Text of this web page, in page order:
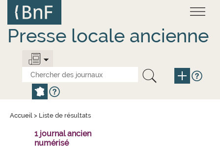
contenu
principal
Presse locale ancienne
Accueil > Liste de résultats
1 journal ancien
numérisé
Panneau de gestion des cookies